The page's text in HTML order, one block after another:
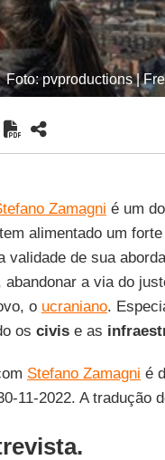
Foto: pvproductions |
Zamagni é um
alimentado um
validade de sua
abandonar a via do
o ucraniano.
os civise as
Stefano Zamagni é
11-2022. A tradução